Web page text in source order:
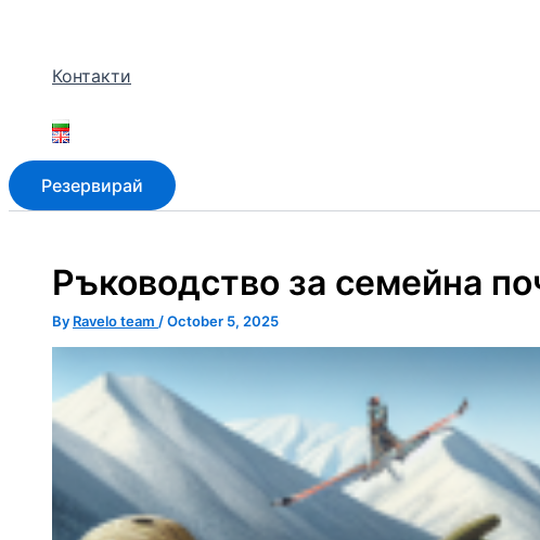
Контакти
Резервирай
Ръководство за семейна
By Ravelo team /October 5, 2025